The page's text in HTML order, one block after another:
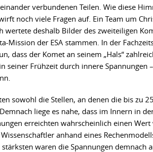
verbundenen Teilen. Wie diese
noch viele Fragen auf. Ein Team um
wertete deshalb Bilder des zweiteiligen
Mission der ESA stammen. In der
dass der Komet an seinem „Hals“
seiner Frühzeit durch innere Spannungen
sowohl die Stellen, an denen die bis zu
liege es nahe, dass im Innern in
erreichten wahrscheinlich einen Wert
anhand eines
waren die Spannungen demnach